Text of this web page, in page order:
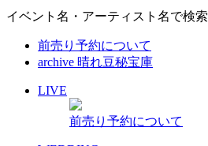
イベント名・アーティスト名で検索
前売り予約について
archive 晴れ豆秘宝庫
LIVE
前売り予約について